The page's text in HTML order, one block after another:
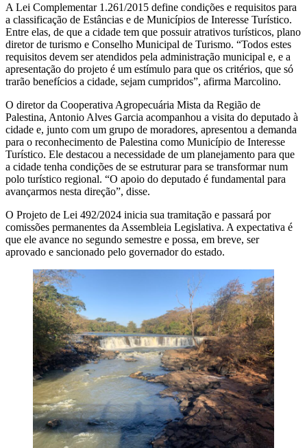
A Lei Complementar 1.261/2015 define condições e requisitos para
a classificação de Estâncias e de Municípios de Interesse Turístico.
Entre elas, de que a cidade tem que possuir atrativos turísticos, plano
diretor de turismo e Conselho Municipal de Turismo. “Todos estes
requisitos devem ser atendidos pela administração municipal e, e a
apresentação do projeto é um estímulo para que os critérios, que só
trarão benefícios a cidade, sejam cumpridos”, afirma Marcolino.
O diretor da Cooperativa Agropecuária Mista da Região de
Palestina, Antonio Alves Garcia acompanhou a visita do deputado à
cidade e, junto com um grupo de moradores, apresentou a demanda
para o reconhecimento de Palestina como Município de Interesse
Turístico. Ele destacou a necessidade de um planejamento para que
a cidade tenha condições de se estruturar para se transformar num
polo turístico regional. “O apoio do deputado é fundamental para
avançarmos nesta direção”, disse.
O Projeto de Lei 492/2024 inicia sua tramitação e passará por
comissões permanentes da Assembleia Legislativa. A expectativa é
que ele avance no segundo semestre e possa, em breve, ser
aprovado e sancionado pelo governador do estado.